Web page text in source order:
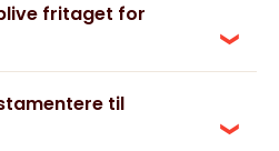
fritaget for
til